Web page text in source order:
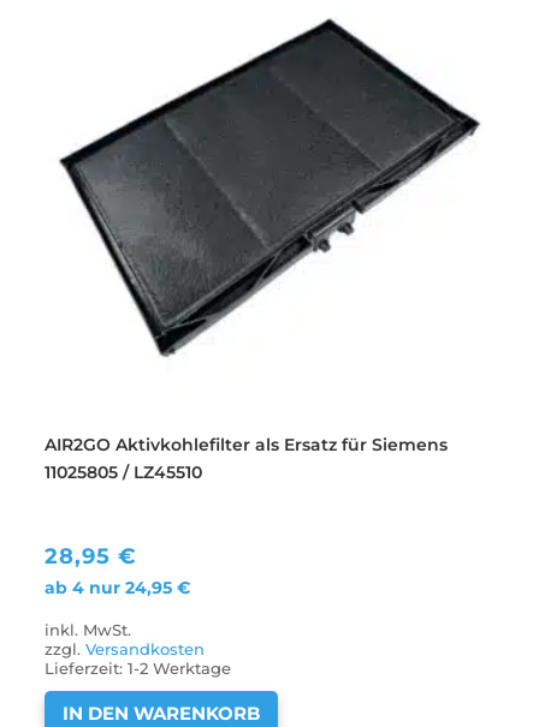
AIR2GO Aktivkohlefilter als Ersatz für Siemens
11025805 / LZ45510
28,95€
ab 4 nur24,95€
inkl. MwSt.
zzgl.Versandkosten
Lieferzeit:1-2 Werktage
IN DEN WARENKORB